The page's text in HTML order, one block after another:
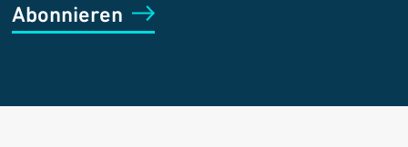
Abonnieren